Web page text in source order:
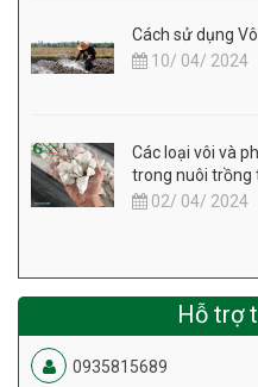
Cách sử dụng
10/ 04/ 2024
Các loại vôi và
trong nuôi trồng
02/ 04/ 2024
Hỗ trợ
0935815689